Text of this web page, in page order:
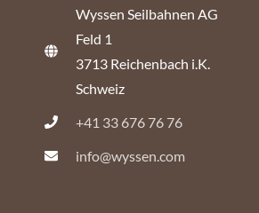
Wyssen Seilbahnen AG
Feld 1
3713 Reichenbach i.K.
Schweiz
+41 33 676 76 76
info@wyssen.com